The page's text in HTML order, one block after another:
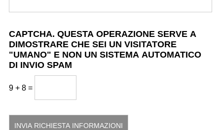
CAPTCHA. QUESTA OPERAZIONE SERVE A
DIMOSTRARE CHE SEI UN VISITATORE
"UMANO" E NON UN SISTEMA AUTOMATICO
DI INVIO SPAM
9 + 8 =